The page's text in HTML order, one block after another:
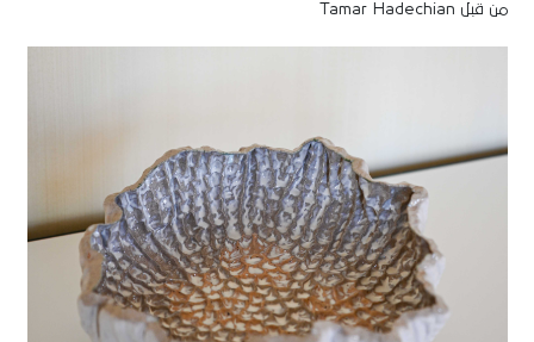
من قبل Tamar Hadechian